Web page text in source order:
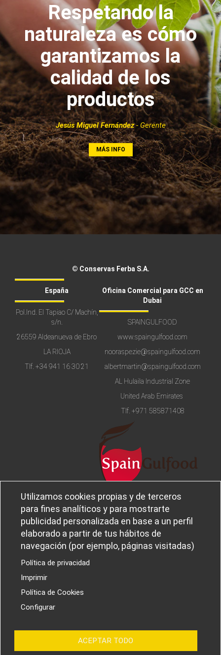
Respetando la
naturaleza es cómo
garantizamos la
calidad de los
productos
Jesús Miguel Fernández- Gerente
MÁS INFO
© Conservas Ferba S.A.
España
Pol.Ind. El Tapiao C/ Machín,
s/n.
26559 Aldeanueva de Ebro
LA RIOJA
Tlf.+34 941 16 30 21
Oficina Comercial para GCC en
Dubai
SPAINGULFOOD
www.spaingulfood.com
nooraspezie@spaingulfood.com
albertmartin@spaingulfood.com
AL Hulaila Industrial Zone
United Arab Emirates
Tlf. +971 585871408
Utilizamos cookies propias y de terceros
para fines analíticos y para mostrarte
publicidad personalizada en base a un perfil
elaborado a partir de tus hábitos de
navegación (por ejemplo, páginas visitadas)
Política de privacidad
Imprimir
Política de Cookies
Configurar
ACEPTAR TODO
Sobre
Ferba
Aviso legal
Política de privacidad
Política de cookies
Canal Ético
PROYECTOS I+D+I